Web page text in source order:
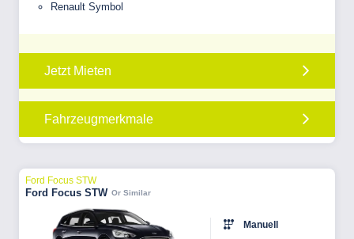
Renault Symbol
Jetzt Mieten
Fahrzeugmerkmale
Ford Focus STW
Ford Focus STW Or Similar
Manuell